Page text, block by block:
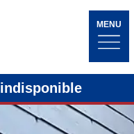
MENU
indisponible